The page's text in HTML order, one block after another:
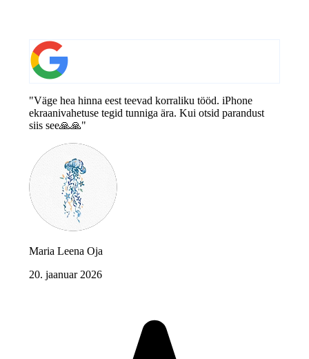
"Väge hea hinna eest teevad korraliku tööd. iPhone
ekraanivahetuse tegid tunniga ära. Kui otsid parandust
siis see🙏🙏"
Maria Leena Oja
20. jaanuar 2026